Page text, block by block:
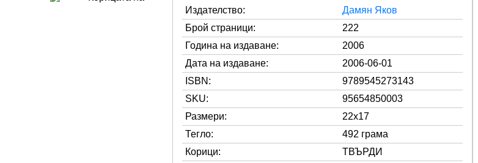
Издателство:
Дамян Яков
Брой страници:
222
Година на издаване:
2006
Дата на издаване:
2006-06-01
ISBN:
9789545273143
SKU:
95654850003
Размери:
22x17
Тегло:
492 грама
Корици:
ТВЪРДИ